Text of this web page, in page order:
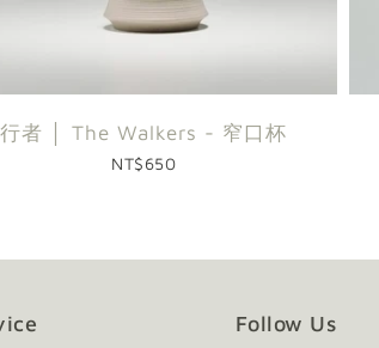
行者 │ The Walkers - 窄口杯
NT$650
Follow Us